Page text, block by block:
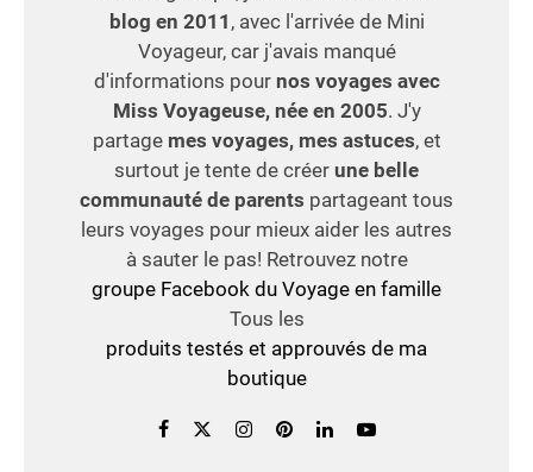
blog en 2011 , avec l'arrivée de Mini
Voyageur, car j'avais manqué
d'informations pour nos voyages avec
Miss Voyageuse, née en 2005. J'y
partage mes voyages, mes astuces, et
surtout je tente de créer une belle
communauté de parents partageant tous
leurs voyages pour mieux aider les autres
à sauter le pas! Retrouvez notre
groupe Facebook du Voyage en famille
Tous les
produits testés et approuvés de ma
boutique